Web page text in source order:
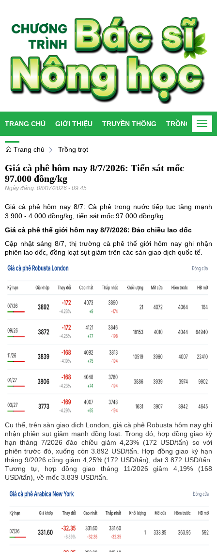
TRANG CHỦ GIỚI THIỆU TRUYỀN THÔNG TRỒNG TRỌT
Trang chủ Trồng trọt
Giá cà phê hôm nay 8/7/2026: Tiến sát mốc
97.000 đồng/kg
Ngày đăng: 08/07/2026 - 09:45
Giá cà phê hôm nay 8/7: Cà phê trong nước tiếp tục tăng mạnh
3.900 - 4.000 đồng/kg, tiến sát mốc 97.000 đồng/kg.
Giá cà phê thế giới hôm nay 8/7/2026: Đảo chiều lao dốc
Cập nhật sáng 8/7, thị trường cà phê thế giới hôm nay ghi nhận
phiên lao dốc, đồng loạt sụt giảm trên các sàn giao dịch quốc tế.
Cụ thể, trên sàn giao dịch London, giá cà phê Robusta hôm nay ghi
nhận phiên sụt giảm mạnh đồng loạt. Trong đó, hợp đồng giao kỳ
hạn tháng 7/2026 đảo chiều giảm 4,23% (172 USD/tấn) so với
phiên trước đó, xuống còn 3.892 USD/tấn. Hợp đồng giao kỳ hạn
tháng 9/2026 cũng giảm 4,25% (172 USD/tấn), đạt 3.872 USD/tấn.
Tương tự, hợp đồng giao tháng 11/2026 giảm 4,19% (168
USD/tấn), về mốc 3.839 USD/tấn.